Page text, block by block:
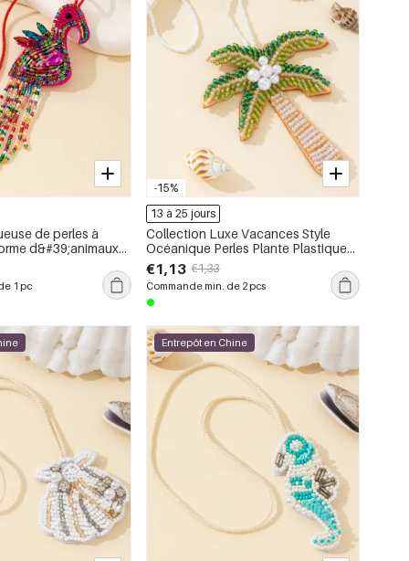
de perles à
d&#39;animaux
pour sacs
1 pc
-15%
13 à 25 jours
Collection Luxe Vacances Style
Océanique Perles Plante Plastique
Breloques de Sac à Main Femme en
Plastique
€1,13 €1,33
Commande min. de 2 pcs
Entrepôt en Chine